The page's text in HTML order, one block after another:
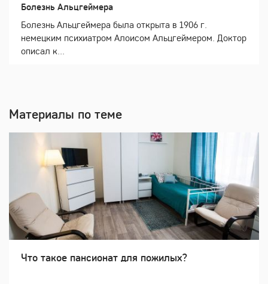
Болезнь Альцгеймера
Болезнь Альцгеймера была открыта в 1906 г.
немецким психиатром Алоисом Альцгеймером. Доктор
описал к...
Материалы по теме
Что такое пансионат для пожилых?